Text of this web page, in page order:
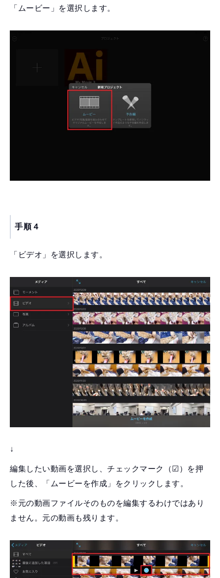
「ムービー」を選択します。
手順４
「ビデオ」を選択します。
↓
編集したい動画を選択し、チェックマーク（☑）を押
した後、「ムービーを作成」をクリックします。
※元の動画ファイルそのものを編集するわけではあり
ません。元の動画も残ります。